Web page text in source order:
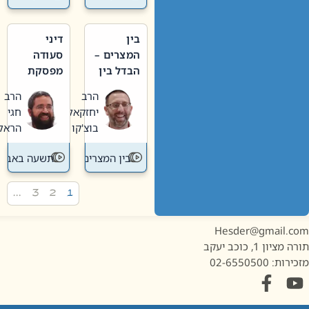
בין
המצרים –
הבדל בין
חדשה
לישנה
הרב
יחזקאל
בוצ'קו
בין המצרים
דיני
סעודה
מפסקת
תשעה
באב
הרב
חגי
הראל
תשעה באב
1, כוכב יעקב
02-6550500